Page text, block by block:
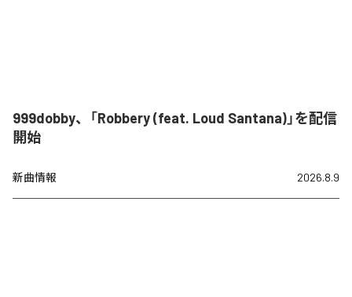
999dobby、「Robbery (feat. Loud Santana)」を配信
開始
新曲情報 2026.8.9